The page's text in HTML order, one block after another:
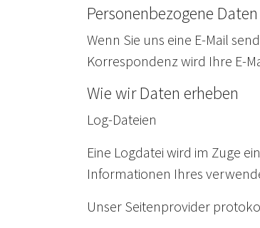
Personenbezogene Daten
Wenn Sie uns eine E-Mail
Korrespondenz wird Ihre E-
Wie wir Daten erheben
Log-Dateien
Eine Logdatei wird im Zuge
Informationen Ihres
Unser Seitenprovider